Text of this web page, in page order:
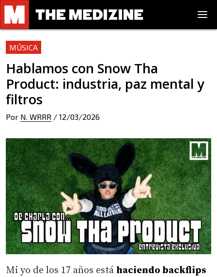
MÚSICA
Hablamos con Snow Tha
Product: industria, paz mental y
filtros
Por N. WRRR / 12/03/2026
Mi yo de los 17 años está haciendo backflips